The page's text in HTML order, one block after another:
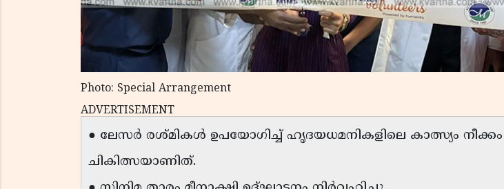
Photo: Special Arrangement
ADVERTISEMENT
● ലേസർ രശ്മികൾ ഉപയോഗിച്ച് ഹൃദയധമനികളിലെ കാത്സ്യം
ചികിത്സയാണിത്.